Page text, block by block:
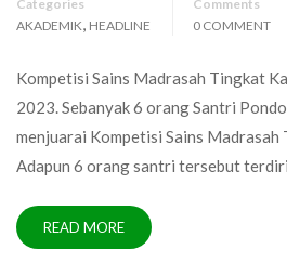
Categories
AKADEMIK, HEADLINE
Comments
0 COMMENT
Kompetisi Sains Madrasah Tingkat
2023. Sebanyak 6 orang Santri
menjuarai Kompetisi Sains Madrasah
Adapun 6 orang santri tersebut
READ MORE